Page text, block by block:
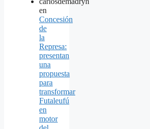
en
Concesión
de
la
Represa:
presentan
una
propuesta
para
transformar
Futaleufú
en
motor